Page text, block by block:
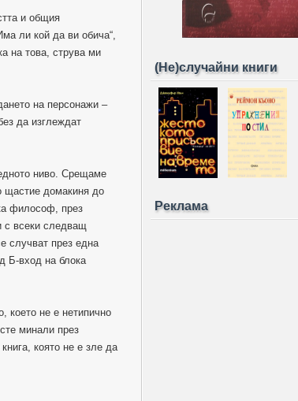
и общия
ли кой да ви обича“,
на това, струва ми
на персонажи –
да изглеждат
ниво. Срещаме
щастие домакиня до
философ, през
с всеки следващ
случват през една
Б-вход на блока
което не е нетипично
минали през
книга, която не е зле да
(Не)случайни книги
Реклама